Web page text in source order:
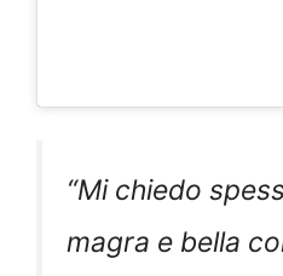
“Mi chiedo
magra e bella